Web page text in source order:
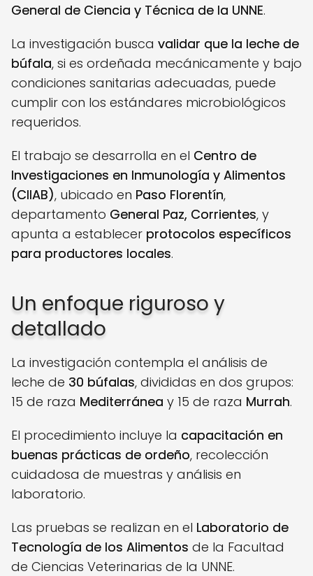
General de Ciencia y Técnica de la UNNE.
La investigación busca validar que la leche de
búfala, si es ordeñada mecánicamente y bajo
condiciones sanitarias adecuadas, puede
cumplir con los estándares microbiológicos
requeridos.
El trabajo se desarrolla en el Centro de
Investigaciones en Inmunología y Alimentos
(CIIAB), ubicado en Paso Florentín,
departamento General Paz, Corrientes, y
apunta a establecer protocolos específicos
para productores locales.
Un enfoque riguroso y
detallado
La investigación contempla el análisis de
leche de 30 búfalas, divididas en dos grupos:
15 de raza Mediterránea y 15 de raza Murrah.
El procedimiento incluye la capacitación en
buenas prácticas de ordeño, recolección
cuidadosa de muestras y análisis en
laboratorio.
Las pruebas se realizan en el Laboratorio de
Tecnología de los Alimentos de la Facultad
de Ciencias Veterinarias de la UNNE.